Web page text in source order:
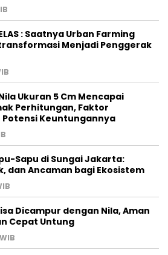
: Saatnya Urban Farming
Menjadi Penggerak
Ukuran 5 Cm Mencapai
Perhitungan, Faktor
Keuntungannya
Sapu di Sungai Jakarta:
dan Ancaman bagi Ekosistem
Dicampur dengan Nila, Aman
Cepat Untung